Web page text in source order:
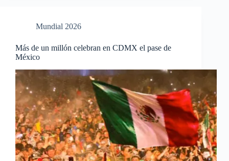
Mundial 2026
Más de un millón celebran en CDMX el pase de
México